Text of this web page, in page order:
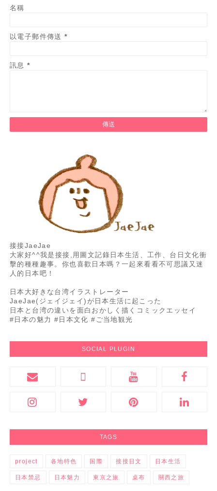
名稱
以電子郵件傳送*
訊息*
接接JaeJae
大家好^^我是接接,用圖文記錄日本生活、工作、台日文化衝
擊的種種趣事。你也喜歡日本嗎？一起來看看不可思議又迷
人的日本吧！
日本大好きな台湾イラストレーター
JaeJae(ジェイジェイ)が日本生活に起こった
日本と台湾の違いを面白おかしく描くコミックエッセイ
#日本の魅力 #日本文化 #ご当地観光
SOCIAL PLUGIN
TAGS
project 各地特色 国際 接接日文 日本生活
日本禁忌 日本魅力 東京之旅 桌布 關西之旅